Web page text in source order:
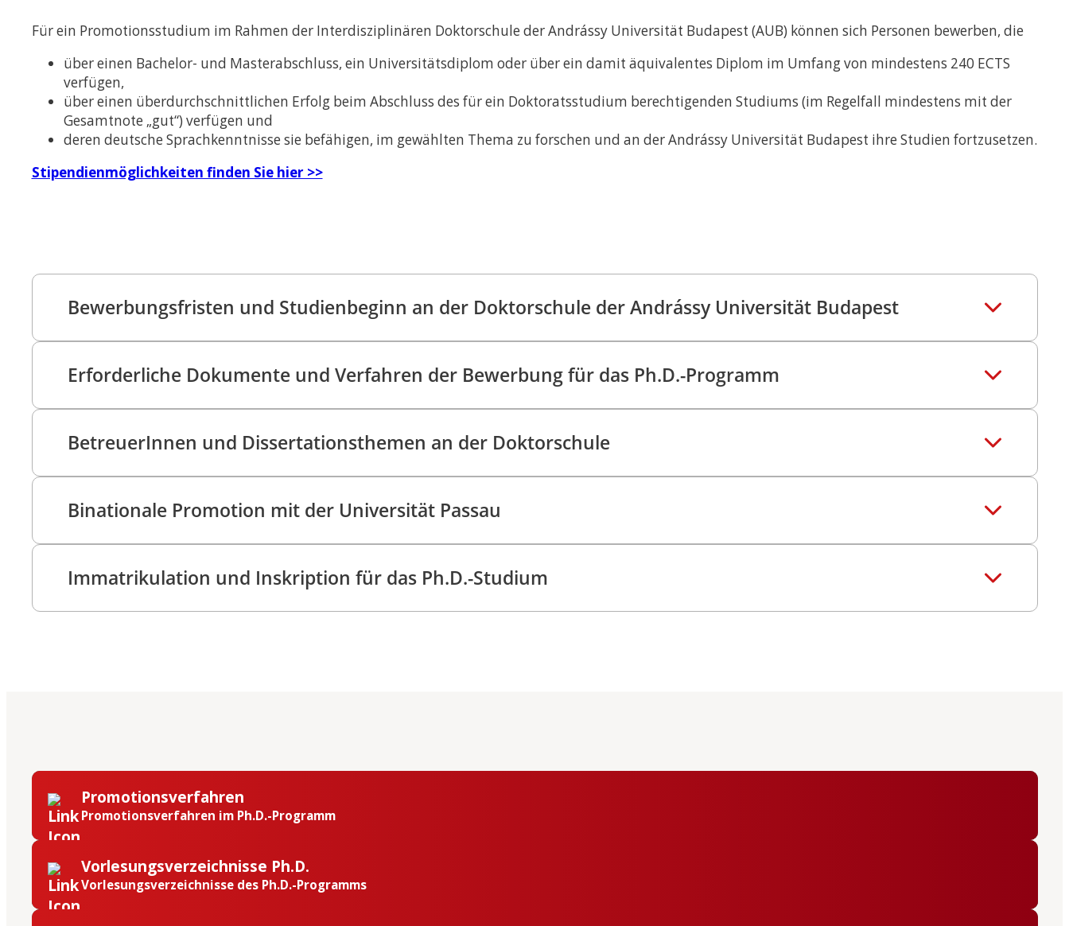
Für ein Promotionsstudium im Rahmen der Interdisziplinären Doktorschule der Andrássy Universität Budapest (AUB) können sich Personen bewerben, die
über einen Bachelor- und Masterabschluss, ein Universitätsdiplom oder über ein damit äquivalentes Diplom im Umfang von mindestens 240 ECTS
verfügen,
über einen überdurchschnittlichen Erfolg beim Abschluss des für ein Doktoratsstudium berechtigenden Studiums (im Regelfall mindestens mit der
Gesamtnote „gut“) verfügen und
deren deutsche Sprachkenntnisse sie befähigen, im gewählten Thema zu forschen und an der Andrássy Universität Budapest ihre Studien fortzusetzen.
Stipendienmöglichkeiten finden Sie hier >>
Bewerbungsfristen und Studienbeginn an der Doktorschule der Andrássy Universität Budapest
Erforderliche Dokumente und Verfahren der Bewerbung für das Ph.D.-Programm
BetreuerInnen und Dissertationsthemen an der Doktorschule
Binationale Promotion mit der Universität Passau
Immatrikulation und Inskription für das Ph.D.-Studium
Promotionsverfahren
Promotionsverfahren im Ph.D.-Programm
Vorlesungsverzeichnisse Ph.D.
Vorlesungsverzeichnisse des Ph.D.-Programms